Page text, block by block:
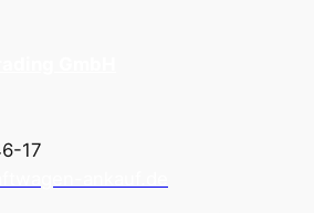
17